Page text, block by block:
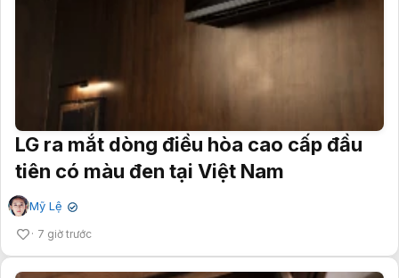
LG ra mắt dòng điều hòa cao cấp đầu
tiên có màu đen tại Việt Nam
Mỹ Lệ ✔
7 giờ trước